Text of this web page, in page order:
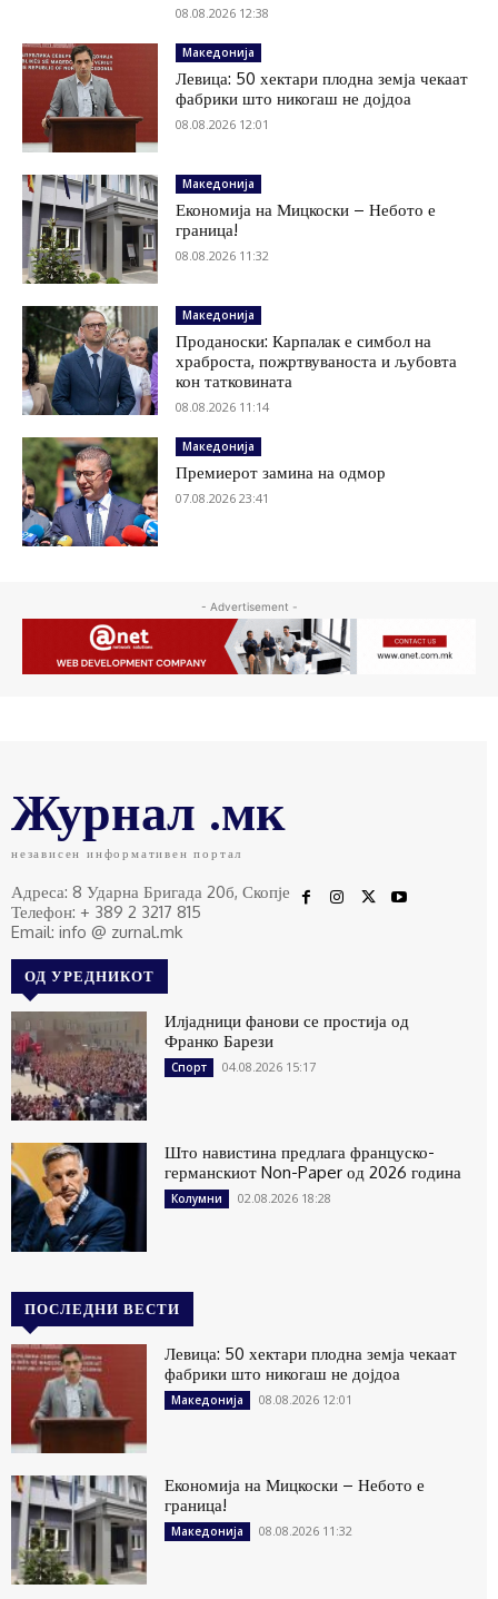
08.08.2026 12:38
Македонија
Левица: 50 хектари плодна земја чекаат
фабрики што никогаш не дојдоа
08.08.2026 12:01
Македонија
Економија на Мицкоски – Небото е
граница!
08.08.2026 11:32
Македонија
Проданоски: Карпалак е симбол на
храброста, пожртвуваноста и љубовта
кон татковината
08.08.2026 11:14
Македонија
Премиерот замина на одмор
07.08.2026 23:41
- Advertisement -
Журнал .мк
независен информативен портал
Адреса: 8 Ударна Бригада 20б, Скопје
Телефон: + 389 2 3217 815
Email: info @ zurnal.mk
ОД УРЕДНИКОТ
Илјадници фанови се простија од
Франко Барези
Спорт 04.08.2026 15:17
Што навистина предлага француско-
германскиот Non-Paper од 2026 година
Колумни 02.08.2026 18:28
ПОСЛЕДНИ ВЕСТИ
Левица: 50 хектари плодна земја чекаат
фабрики што никогаш не дојдоа
Македонија 08.08.2026 12:01
Економија на Мицкоски – Небото е
граница!
Македонија 08.08.2026 11:32